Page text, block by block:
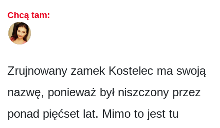
Chcą tam:
Zrujnowany zamek Kostelec ma swoją
nazwę, ponieważ był niszczony przez
ponad pięćset lat. Mimo to jest tu